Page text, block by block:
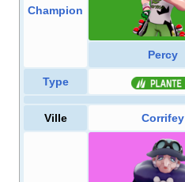
Champion
Percy
Type
Ville Corrifey